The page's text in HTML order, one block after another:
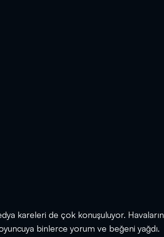
kareleri de çok konuşuluyor. Havaların
binlerce yorum ve beğeni yağdı.